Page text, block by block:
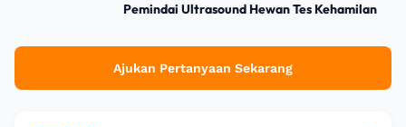
Pemindai Ultrasound Hewan Tes Kehamilan
Ajukan Pertanyaan Sekarang